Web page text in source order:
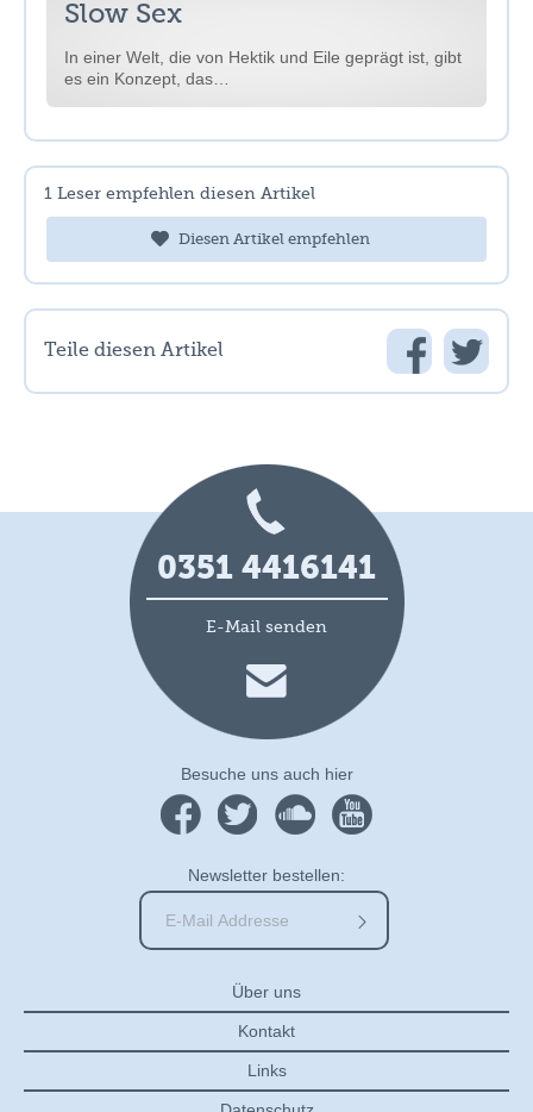
Slow Sex
In einer Welt, die von Hektik und Eile geprägt ist, gibt
es ein Konzept, das…
1 Leser empfehlen diesen Artikel
Diesen Artikel empfehlen
Teile diesen Artikel
0351 4416141
E-Mail senden
Besuche uns auch hier
Newsletter bestellen:
Über uns
Kontakt
Links